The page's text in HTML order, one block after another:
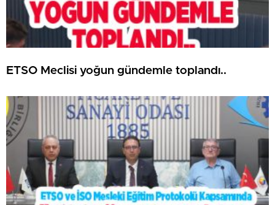
ETSO Meclisi yoğun gündemle toplandı..